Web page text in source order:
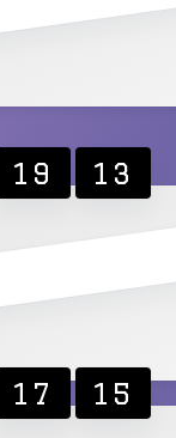
19 13
17 15